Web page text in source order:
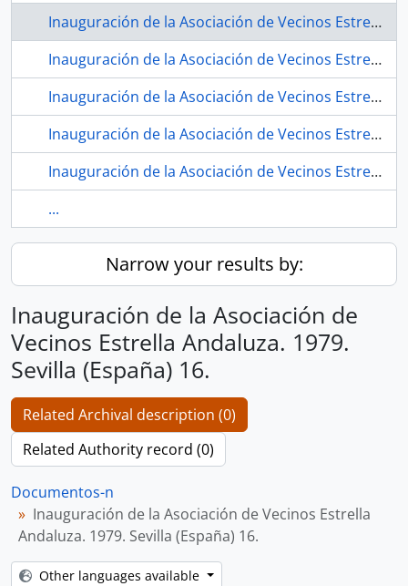
Inauguración de la Asociación de Vecinos Estrella Andaluza. 1979. Sevilla (España) 16.
Inauguración de la Asociación de Vecinos Estrella Andaluza. 1979. Sevilla (España) 17.
Inauguración de la Asociación de Vecinos Estrella Andaluza. 1979. Sevilla (España) 18.
Inauguración de la Asociación de Vecinos Estrella Andaluza. 1979. Sevilla (España) 19.
Inauguración de la Asociación de Vecinos Estrella Andaluza. 1979. Sevilla (España) 20.
...
Narrow your results by:
Inauguración de la Asociación de
Vecinos Estrella Andaluza. 1979.
Sevilla (España) 16.
Related Archival description (0)
Related Authority record (0)
Documentos-n
Inauguración de la Asociación de Vecinos Estrella
Andaluza. 1979. Sevilla (España) 16.
Other languages available